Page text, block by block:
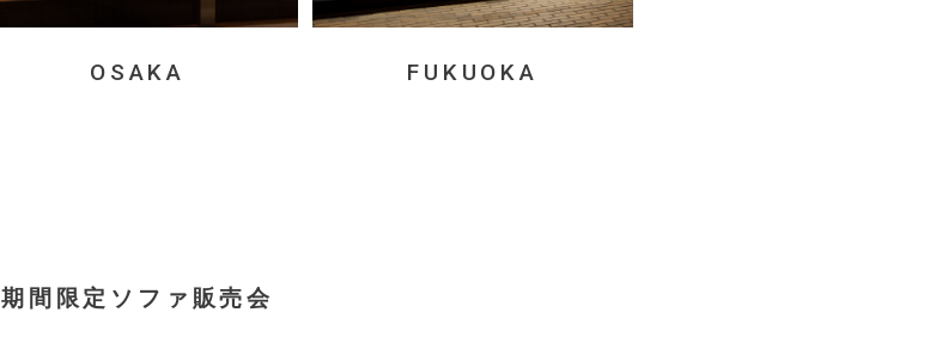
OSAKA FUKUOKA
期間限定ソファ販売会